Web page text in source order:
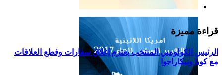
التقرير السياسي لأمريكا
اللاتينية للعام 2019
قراءة مميزة
الرئيس الكولومبي المنتخب يعتزم إغلاق سفارات وقطع العلاقات
مع كوبا ونيكاراجوا